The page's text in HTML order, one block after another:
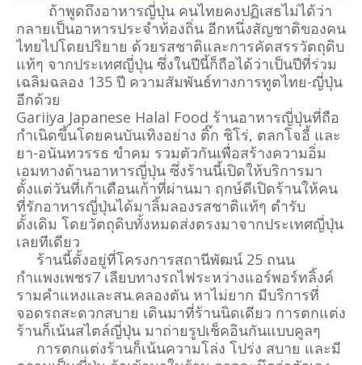
ถ้าพูดถึงอาหารญี่ปุ่น คนไทยคงปฏิเสธไม่ได้ว่า
กลายเป็นอาหารประจำท้องถิ่น อีกหนึ่งสัญชาติของคน
ไทยไปโดยปริยาย ด้วยรสชาติและการคัดสรรวัตถุดิบ
แท้ๆ จากประเทศญี่ปุ่น ซึ่งในปีนี้ก็ถือได้ว่าเป็นปีที่ร่วม
เฉลิมฉลอง 135 ปี ความสัมพันธ์ทางการทูตไทย-ญี่ปุ่น
อีกด้วย
Gariiya Japanese Halal Food ร้านอาหารญี่ปุ่นที่ถือ
กำเนิดขึ้นโดยคนบันเทิงอย่าง ติ๊ก ชิโร่, ตลกโจอี้ และ
ยา-อนันทวรรธ ขำคม รวมตัวกันเพื่อสร้างความอิ่ม
เอมทางด้านอาหารญี่ปุ่น ซึ่งร้านนี้เปิดให้บริการมา
ตั้งแต่วันที่เก้าเดือนเก้าที่ผ่านมา ฤกษ์ดีเปิดร้านให้คน
ที่รักอาหารญี่ปุ่นได้มาลิ้มลองรสชาติแท้ๆ ตำรับ
ดั้งเดิม โดยวัตถุดิบทั้งหมดส่งตรงมาจากประเทศญี่ปุ่น
เลยทีเดียว
ร้านนี้ตั้งอยู่ที่โครงการสถานีพัฒน์ 25 ถนน
กำแพงเพชร7 เลียบทางรถไฟระหว่างแอร์พอร์ทลิ้งค์
รามคำแหงและสน.คลองตัน หาไม่ยาก มีบริการที่
จอดรถสะดวกสบาย เดินมาที่ร้านนิดเดียว การตกแต่ง
ร้านก็เน้นสไตล์ญี่ปุ่น มาถ่ายรูปเช็คอินกันแบบคูลๆ
การตกแต่งร้านก็เน้นความโล่ง โปร่ง สบาย และมี